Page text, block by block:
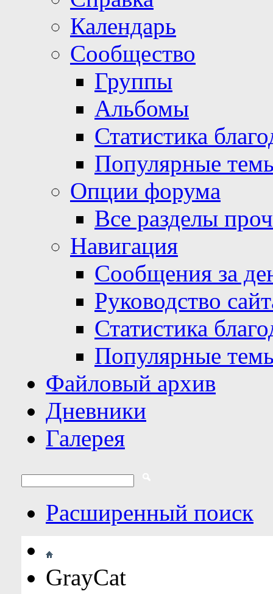
Календарь
Сообщество
Группы
Альбомы
Статистика
Популярные
Опции форума
Все разделы
Навигация
Сообщения за
Руководство
Статистика
Популярные
Файловый архив
Дневники
Галерея
Расширенный поиск
GrayCat